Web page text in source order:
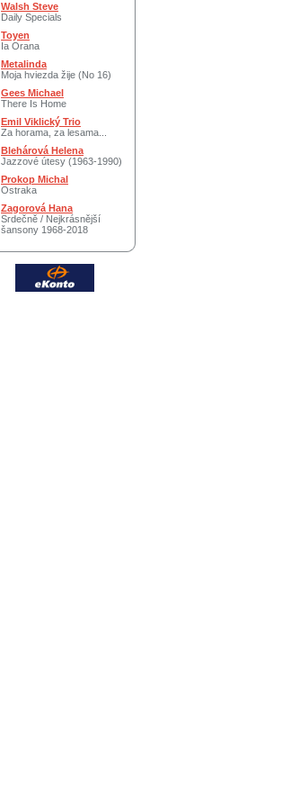
Walsh Steve
Daily Specials
Toyen
Ia Orana
Metalinda
Moja hviezda žije (No 16)
Gees Michael
There Is Home
Emil Viklický Trio
Za horama, za lesama...
Blehárová Helena
Jazzové útesy (1963-1990)
Prokop Michal
Ostraka
Zagorová Hana
Srdečně / Nejkrásnější
šansony 1968-2018